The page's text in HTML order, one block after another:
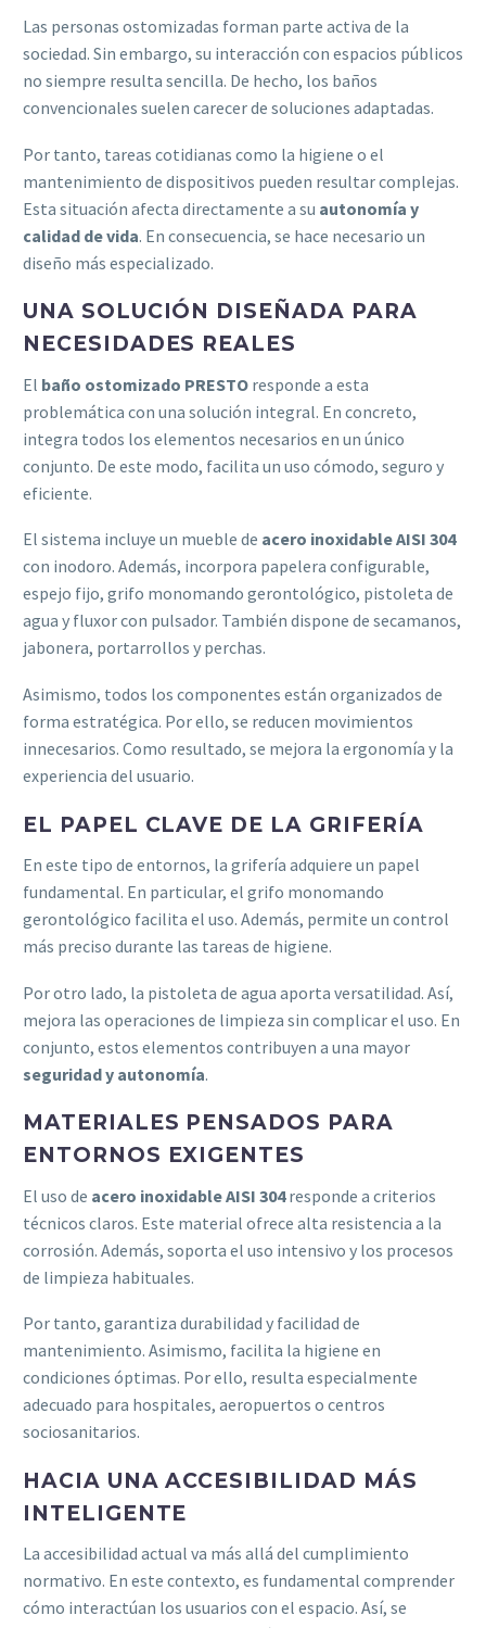
Las personas ostomizadas forman parte activa de la
sociedad. Sin embargo, su interacción con espacios públicos
no siempre resulta sencilla. De hecho, los baños
convencionales suelen carecer de soluciones adaptadas.
Por tanto, tareas cotidianas como la higiene o el
mantenimiento de dispositivos pueden resultar complejas.
Esta situación afecta directamente a su autonomía y
calidad de vida. En consecuencia, se hace necesario un
diseño más especializado.
UNA SOLUCIÓN DISEÑADA PARA
NECESIDADES REALES
El baño ostomizado PRESTO responde a esta
problemática con una solución integral. En concreto,
integra todos los elementos necesarios en un único
conjunto. De este modo, facilita un uso cómodo, seguro y
eficiente.
El sistema incluye un mueble de acero inoxidable AISI 304
con inodoro. Además, incorpora papelera configurable,
espejo fijo, grifo monomando gerontológico, pistoleta de
agua y fluxor con pulsador. También dispone de secamanos,
jabonera, portarrollos y perchas.
Asimismo, todos los componentes están organizados de
forma estratégica. Por ello, se reducen movimientos
innecesarios. Como resultado, se mejora la ergonomía y la
experiencia del usuario.
EL PAPEL CLAVE DE LA GRIFERÍA
En este tipo de entornos, la grifería adquiere un papel
fundamental. En particular, el grifo monomando
gerontológico facilita el uso. Además, permite un control
más preciso durante las tareas de higiene.
Por otro lado, la pistoleta de agua aporta versatilidad. Así,
mejora las operaciones de limpieza sin complicar el uso. En
conjunto, estos elementos contribuyen a una mayor
seguridad y autonomía.
MATERIALES PENSADOS PARA
ENTORNOS EXIGENTES
El uso de acero inoxidable AISI 304responde a criterios
técnicos claros. Este material ofrece alta resistencia a la
corrosión. Además, soporta el uso intensivo y los procesos
de limpieza habituales.
Por tanto, garantiza durabilidad y facilidad de
mantenimiento. Asimismo, facilita la higiene en
condiciones óptimas. Por ello, resulta especialmente
adecuado para hospitales, aeropuertos o centros
sociosanitarios.
HACIA UNA ACCESIBILIDAD MÁS
INTELIGENTE
La accesibilidad actual va más allá del cumplimiento
normativo. En este contexto, es fundamental comprender
cómo interactúan los usuarios con el espacio. Así, se